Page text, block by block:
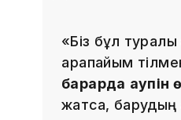
«Біз бұл
қарапайым
барарда қаупін
жатса, барудың